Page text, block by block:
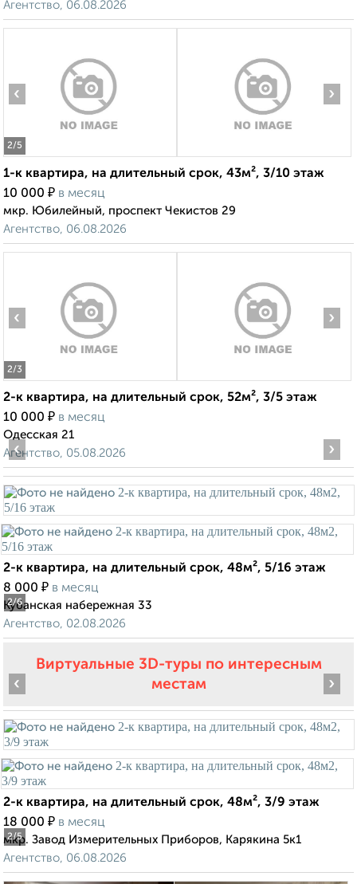
Агентство, 06.08.2026
2/5
‹ ›
1-к квартира, на длительный срок, 43м², 3/10 этаж
10 000 ₽ в месяц
мкр. Юбилейный, проспект Чекистов 29
Агентство, 06.08.2026
2/3
‹ ›
2-к квартира, на длительный срок, 52м², 3/5 этаж
10 000 ₽ в месяц
Одесская 21
Агентство, 05.08.2026
2/6
‹ ›
2-к квартира, на длительный срок, 48м², 5/16 этаж
8 000 ₽ в месяц
Кубанская набережная 33
Агентство, 02.08.2026
Виртуальные 3D-туры по интересным
местам
2/5
‹ ›
2-к квартира, на длительный срок, 48м², 3/9 этаж
18 000 ₽ в месяц
мкр. Завод Измерительных Приборов, Карякина 5к1
Агентство, 06.08.2026